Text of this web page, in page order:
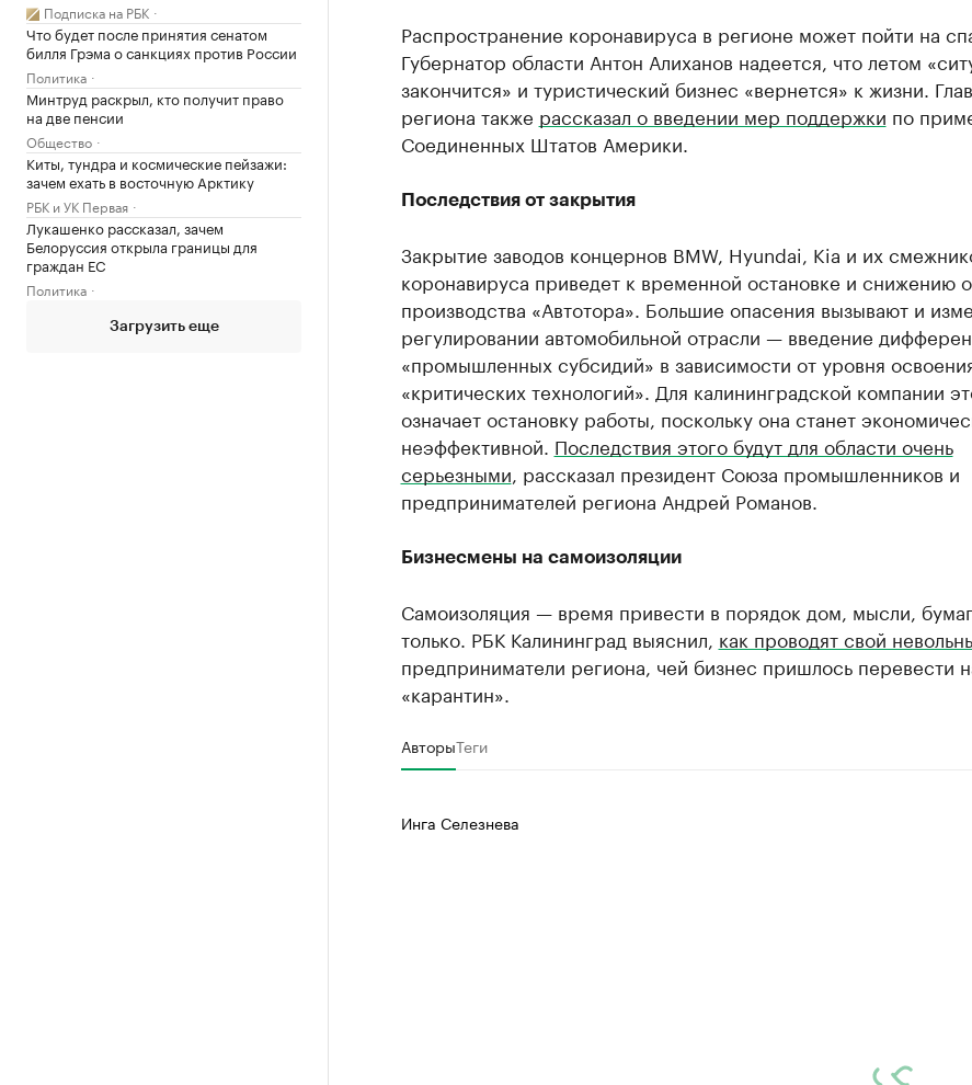
Подписка на РБК
Что будет после принятия сенатом
билля Грэма о санкциях против России
Политика
Минтруд раскрыл, кто получит право
на две пенсии
Общество
Киты, тундра и космические пейзажи:
зачем ехать в восточную Арктику
РБК и УК Первая
Лукашенко рассказал, зачем
Белоруссия открыла границы для
граждан ЕС
Политика
Загрузить еще
Распространение коронавируса в регионе может пойти на
Губернатор области Антон Алиханов надеется, что летом
закончится» и туристический бизнес «вернется» к жизни.
региона также рассказал о введении мер поддержки по
Соединенных Штатов Америки.
Последствия от закрытия
Закрытие заводов концернов BMW, Hyundai, Kia и их
коронавируса приведет к временной остановке и снижению
производства «Автотора». Большие опасения вызывают и
регулировании автомобильной отрасли — введение
«промышленных субсидий» в зависимости от уровня
«критических технологий». Для калининградской компании
означает остановку работы, поскольку она станет
неэффективной. Последствия этого будут для области очень
серьезными , рассказал президент Союза промышленников и
предпринимателей региона Андрей Романов.
Бизнесмены на самоизоляции
Самоизоляция — время привести в порядок дом, мысли,
только. РБК Калининград выяснил, как проводят свой
предприниматели региона, чей бизнес пришлось перевести
«карантин».
АвторыТеги
Инга Селезнева